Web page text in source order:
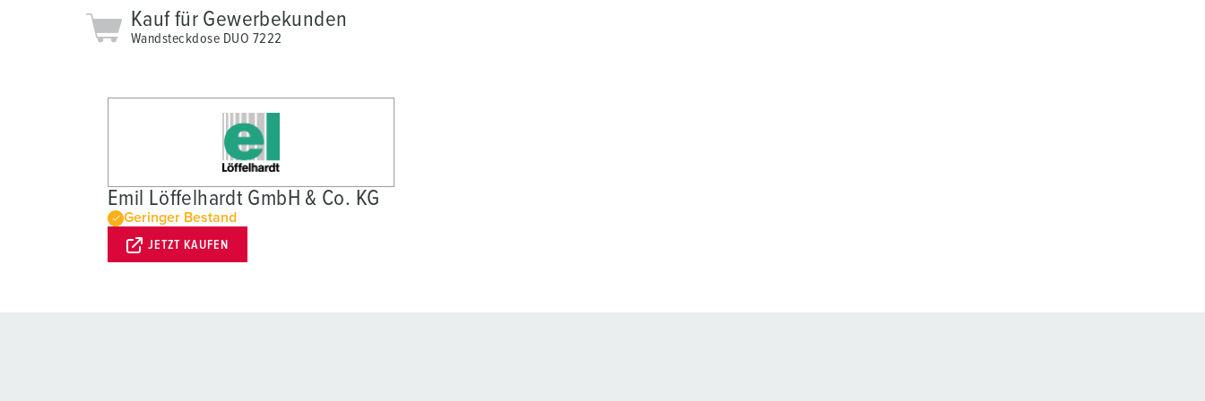
Kauf für Gewerbekunden
Wandsteckdose DUO 7222
Emil Löffelhardt GmbH & Co. KG
Geringer Bestand
JETZT KAUFEN